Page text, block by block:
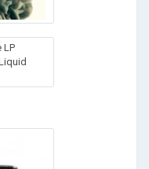
LP